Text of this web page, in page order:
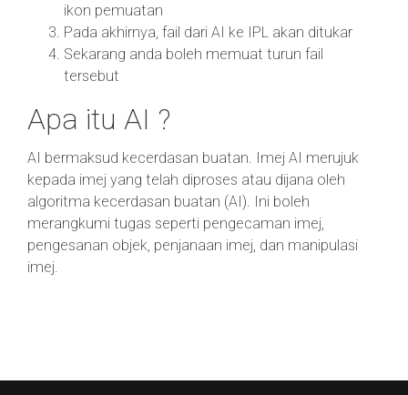
ikon pemuatan
Pada akhirnya, fail dari AI ke IPL akan ditukar
Sekarang anda boleh memuat turun fail
tersebut
Apa itu AI ?
AI bermaksud kecerdasan buatan. Imej AI merujuk
kepada imej yang telah diproses atau dijana oleh
algoritma kecerdasan buatan (AI). Ini boleh
merangkumi tugas seperti pengecaman imej,
pengesanan objek, penjanaan imej, dan manipulasi
imej.